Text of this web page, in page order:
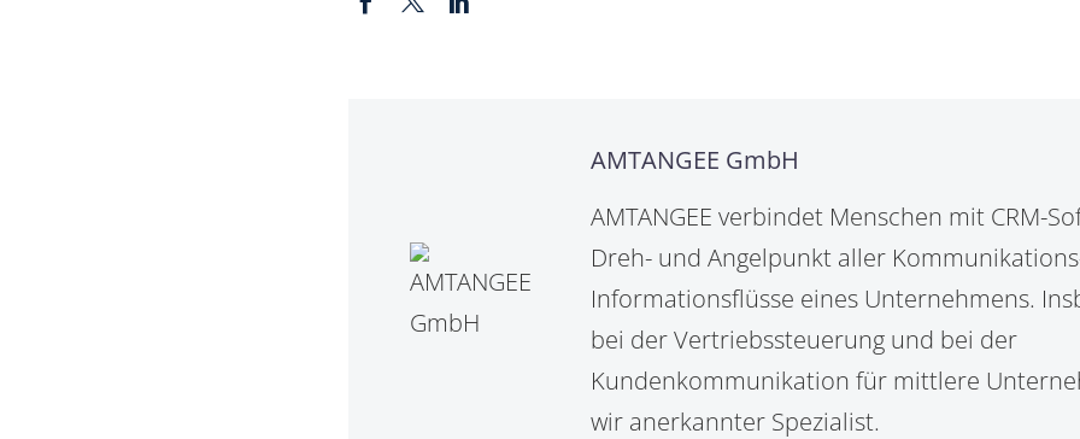
AMTANGEE GmbH
AMTANGEE verbindet Menschen mit CRM-
Dreh- und Angelpunkt aller
Informationsflüsse eines Unternehmens.
bei der Vertriebssteuerung und bei der
Kundenkommunikation für mittlere
wir anerkannter Spezialist.